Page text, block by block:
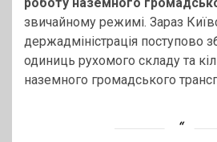
звичайному режимі. Зараз
держадміністрація поступово
одиниць рухомого складу та
наземного громадського